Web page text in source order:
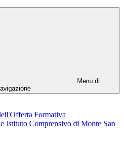
Menu di
Formativa
Istituto Comprensivo di Monte San